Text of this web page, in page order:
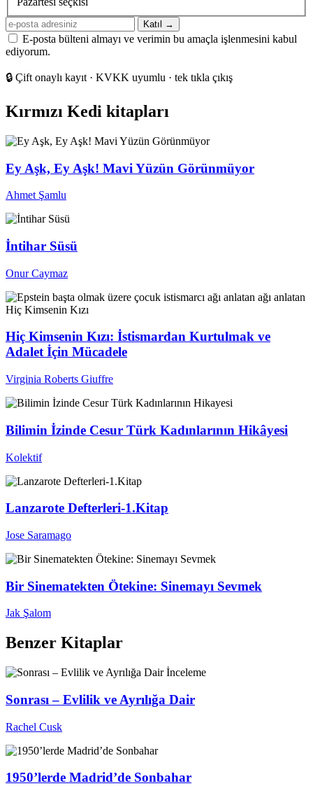
E-
posta
adresiniz
Katıl →
E-posta bülteni almayı ve verimin bu amaçla işlenmesini kabul
ediyorum.
🔒 Çift onaylı kayıt · KVKK uyumlu · tek tıkla çıkış
Kırmızı Kedi kitapları
Ey Aşk, Ey Aşk! Mavi Yüzün Görünmüyor
Ahmet Şamlu
İntihar Süsü
Onur Caymaz
Hiç Kimsenin Kızı: İstismardan Kurtulmak ve
Adalet İçin Mücadele
Virginia Roberts Giuffre
Bilimin İzinde Cesur Türk Kadınlarının Hikâyesi
Kolektif
Lanzarote Defterleri-1.Kitap
Jose Saramago
Bir Sinematekten Ötekine: Sinemayı Sevmek
Jak Şalom
Benzer Kitaplar
İnceleme
Sonrası – Evlilik ve Ayrılığa Dair
Rachel Cusk
1950’lerde Madrid’de Sonbahar